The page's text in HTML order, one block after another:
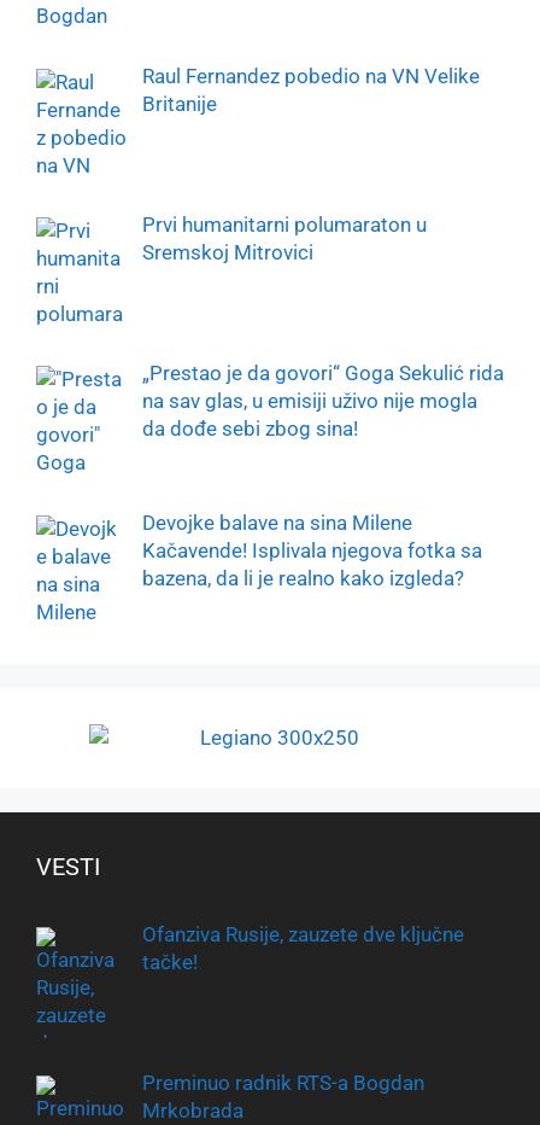
Raul Fernandez pobedio na VN Velike
Britanije
Prvi humanitarni polumaraton u
Sremskoj Mitrovici
„Prestao je da govori“ Goga Sekulić rida
na sav glas, u emisiji uživo nije mogla
da dođe sebi zbog sina!
Devojke balave na sina Milene
Kačavende! Isplivala njegova fotka sa
bazena, da li je realno kako izgleda?
VESTI
Ofanziva Rusije, zauzete dve ključne
tačke!
Preminuo radnik RTS-a Bogdan
Mrkobrada